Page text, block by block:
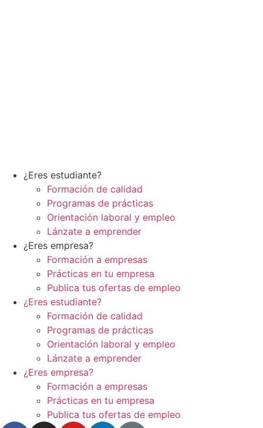
¿Eres estudiante?
Formación de calidad
Programas de prácticas
Orientación laboral y empleo
Lánzate a emprender
¿Eres empresa?
Formación a empresas
Prácticas en tu empresa
Publica tus ofertas de empleo
¿Eres estudiante?
Formación de calidad
Programas de prácticas
Orientación laboral y empleo
Lánzate a emprender
¿Eres empresa?
Formación a empresas
Prácticas en tu empresa
Publica tus ofertas de empleo